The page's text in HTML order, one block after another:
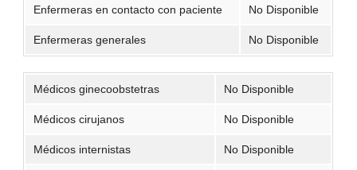
Enfermeras en contacto con paciente No Disponible
Enfermeras generales No Disponible
Médicos ginecoobstetras No Disponible
Médicos cirujanos No Disponible
Médicos internistas No Disponible